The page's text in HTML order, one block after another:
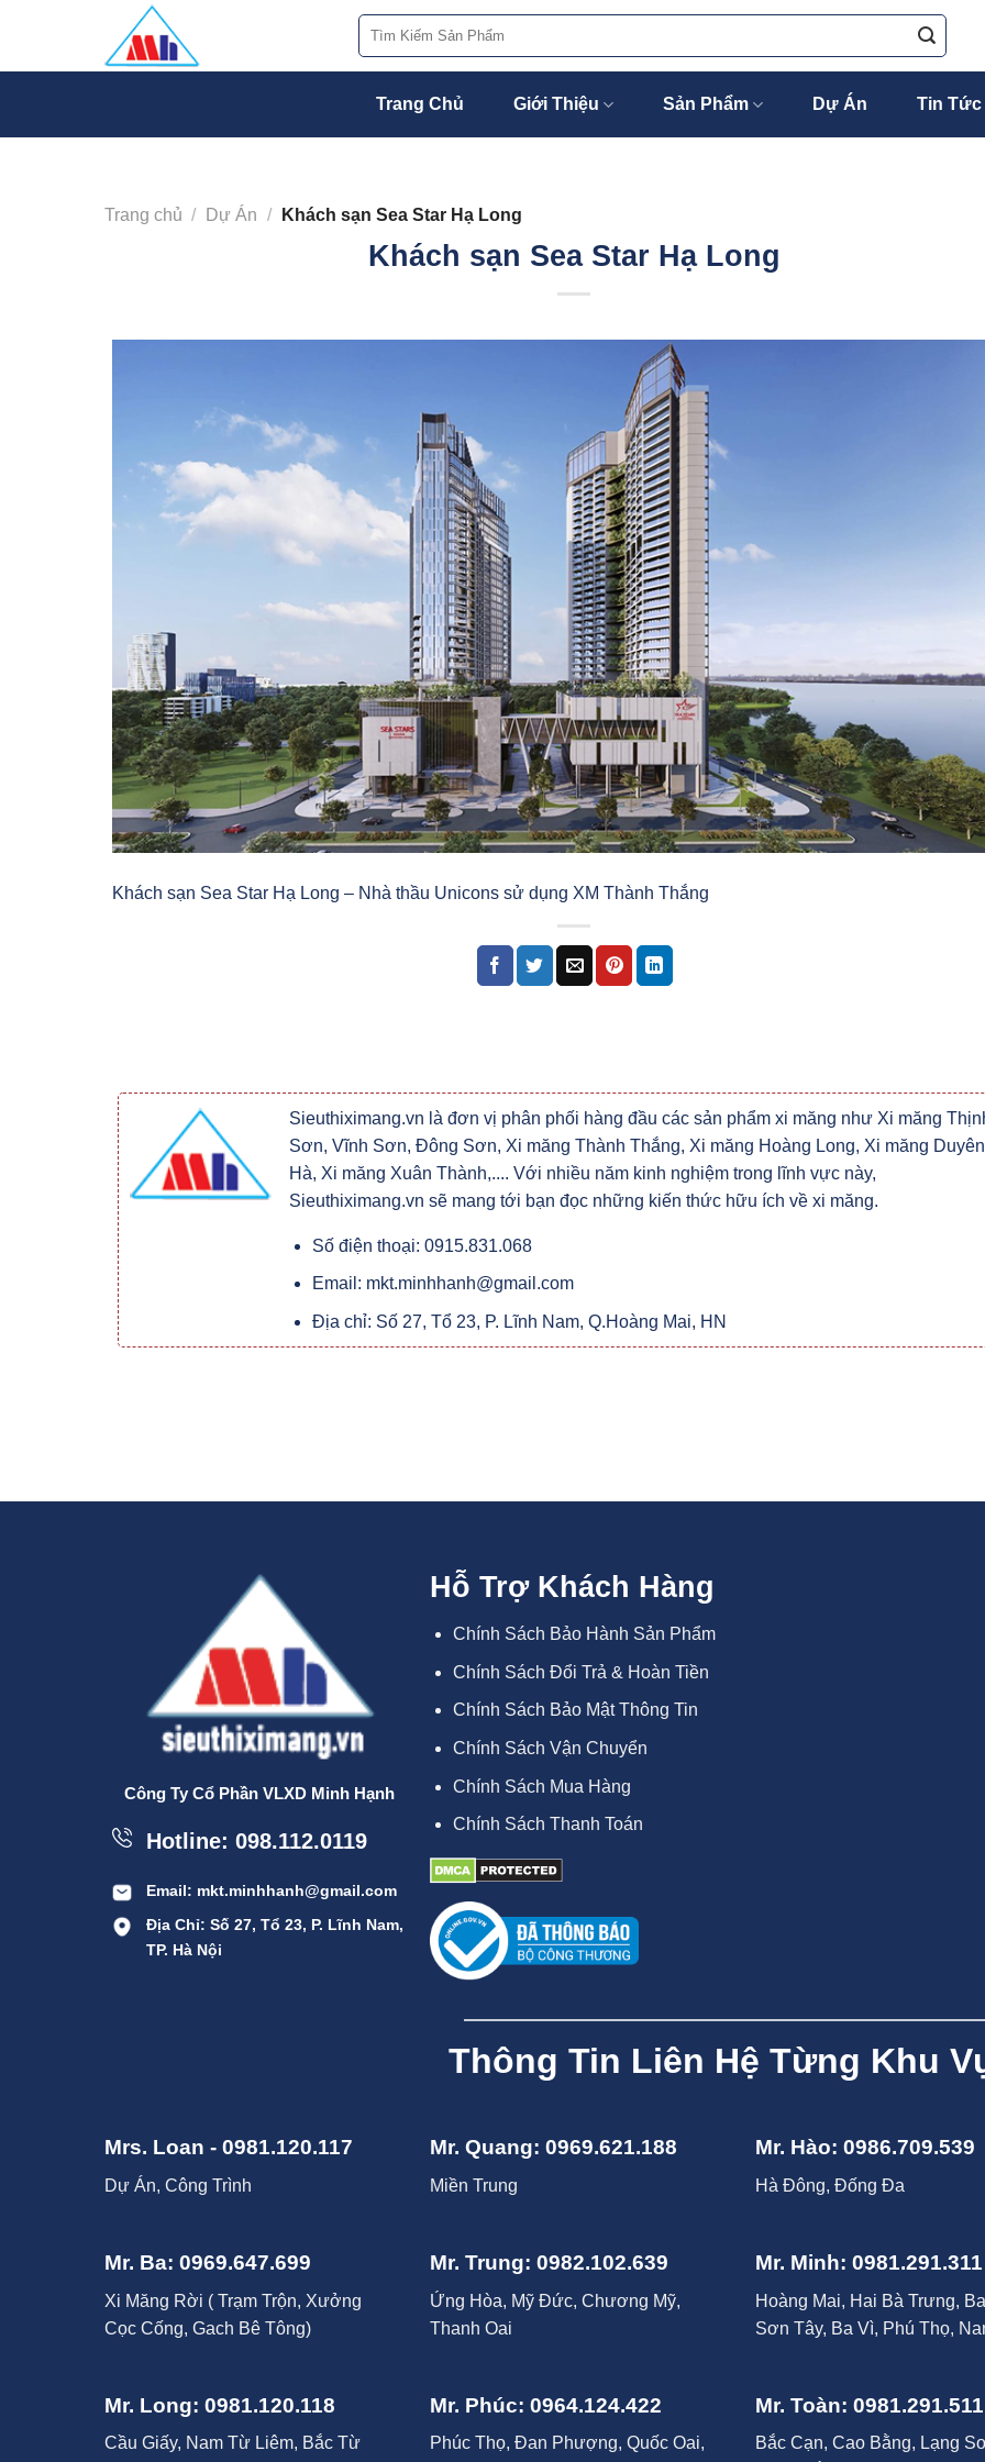
nội
kiếm:
Trang Chủ Giới Thiệu Sản Phẩm Dự Án Tin Tức
Trang chủ / Dự Án / Khách sạn Sea Star Hạ Long
Khách sạn Sea Star Hạ Long
Khách sạn Sea Star Hạ Long – Nhà thầu Unicons sử dụng XM Thành Thắng
Sieuthiximang.vn là đơn vị phân phối hàng đầu các sản phẩm xi măng như Xi măng
Sơn, Vĩnh Sơn, Đông Sơn, Xi măng Thành Thắng, Xi măng Hoàng Long, Xi măng Duyên
Hà, Xi măng Xuân Thành,.... Với nhiều năm kinh nghiệm trong lĩnh vực này,
Sieuthiximang.vn sẽ mang tới bạn đọc những kiến thức hữu ích về xi măng.
Số điện thoại: 0915.831.068
Email: mkt.minhhanh@gmail.com
Địa chỉ: Số 27, Tổ 23, P. Lĩnh Nam, Q.Hoàng Mai, HN
Công Ty Cổ Phần VLXD Minh Hạnh
Hotline: 098.112.0119
Email: mkt.minhhanh@gmail.com
Địa Chỉ: Số 27, Tổ 23, P. Lĩnh Nam,
TP. Hà Nội
Hỗ Trợ Khách Hàng
Chính Sách Bảo Hành Sản Phẩm
Chính Sách Đổi Trả & Hoàn Tiền
Chính Sách Bảo Mật Thông Tin
Chính Sách Vận Chuyển
Chính Sách Mua Hàng
Chính Sách Thanh Toán
Thông Tin Liên Hệ Từng Khu
Mrs. Loan - 0981.120.117
Dự Án, Công Trình
Mr. Quang: 0969.621.188
Miền Trung
Mr. Hào: 0986.709.539
Hà Đông, Đống Đa
Mr. Ba: 0969.647.699
Xi Măng Rời ( Trạm Trộn, Xưởng
Cọc Cống, Gach Bê Tông)
Mr. Trung: 0982.102.639
Ứng Hòa, Mỹ Đức, Chương Mỹ,
Thanh Oai
Mr. Minh: 0981.291.311
Hoàng Mai, Hai Bà Trưng,
Sơn Tây, Ba Vì, Phú Thọ,
Mr. Long: 0981.120.118
Cầu Giấy, Nam Từ Liêm, Bắc Từ
Mr. Phúc: 0964.124.422
Phúc Thọ, Đan Phượng, Quốc Oai,
Mr. Toàn: 0981.291.511
Bắc Cạn, Cao Bằng, Lạng